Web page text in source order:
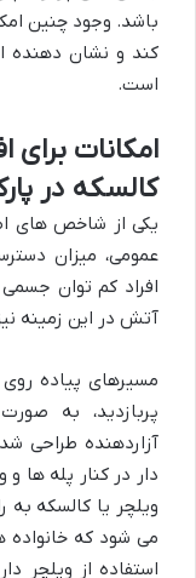
باشد. وجود چنین
کند و نشان دهنده
است.
امکانات
کالسکه در
یکی از شاخص های
عمومی، میزان
افراد کم توان
آتش در این زمینه
مسیرهای پیاده
پربازدید، به
آزاردهنده طراحی
دار در کنار پله ها
ویلچر یا کالسکه
می شود که خانواده
استفاده از ویلچر